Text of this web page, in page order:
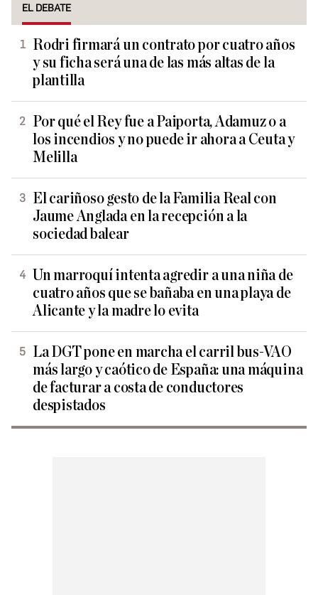
EL DEBATE
Rodri firmará un contrato por cuatro años
y su ficha será una de las más altas de la
plantilla
Por qué el Rey fue a Paiporta, Adamuz o a
los incendios y no puede ir ahora a Ceuta y
Melilla
El cariñoso gesto de la Familia Real con
Jaume Anglada en la recepción a la
sociedad balear
Un marroquí intenta agredir a una niña de
cuatro años que se bañaba en una playa de
Alicante y la madre lo evita
La DGT pone en marcha el carril bus-VAO
más largo y caótico de España: una máquina
de facturar a costa de conductores
despistados